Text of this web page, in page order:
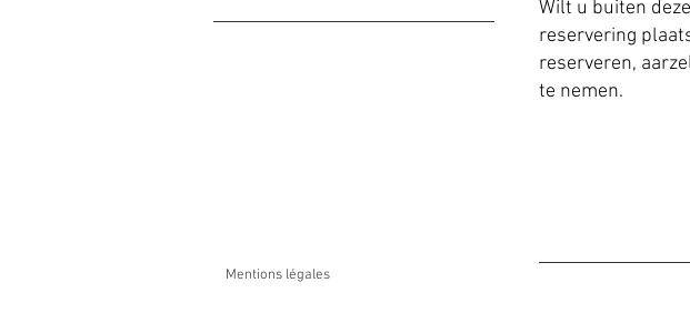
Wilt u buiten
reservering
reserveren,
te nemen.
Mentions légales